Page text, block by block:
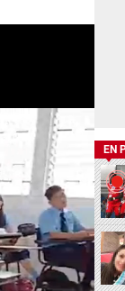
EN